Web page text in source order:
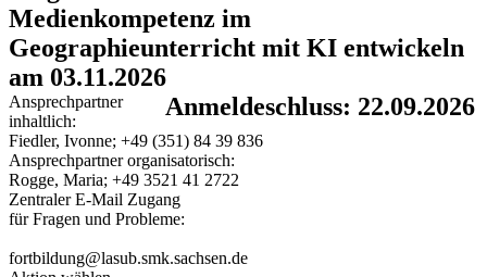
Medienkompetenz im
Geographieunterricht mit KI entwickeln
am 03.11.2026
Anmeldeschluss: 22.09.2026
Ansprechpartner
inhaltlich:
Fiedler, Ivonne; +49 (351) 84 39 836
Ansprechpartner organisatorisch:
Rogge, Maria; +49 3521 41 2722
Zentraler E-Mail Zugang
für Fragen und Probleme:
fortbildung@lasub.smk.sachsen.de